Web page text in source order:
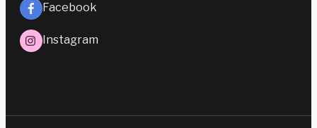
Facebook
Instagram